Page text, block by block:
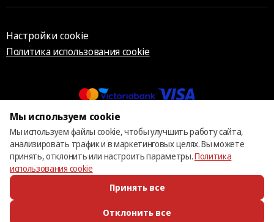
Настройки cookie
Политика использования cookie
© 2013 – 2026 ECOM
Мы используем cookie
Мы используем файлы cookie, чтобы улучшить работу сайта,
анализировать трафик и в маркетинговых целях. Вы можете
принять, отклонить или настроить параметры.Политика
использования cookie
Принять все
Отклонить все